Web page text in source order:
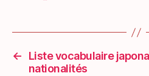
←
Liste vocabulaire
nationalités